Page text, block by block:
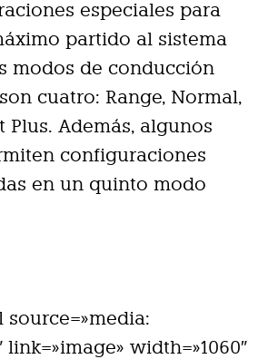
especiales para
partido al sistema
modos de conducción
cuatro: Range, Normal,
Plus. Además, algunos
configuraciones
en un quinto modo
source=»media:
link=»image» width=»1060″